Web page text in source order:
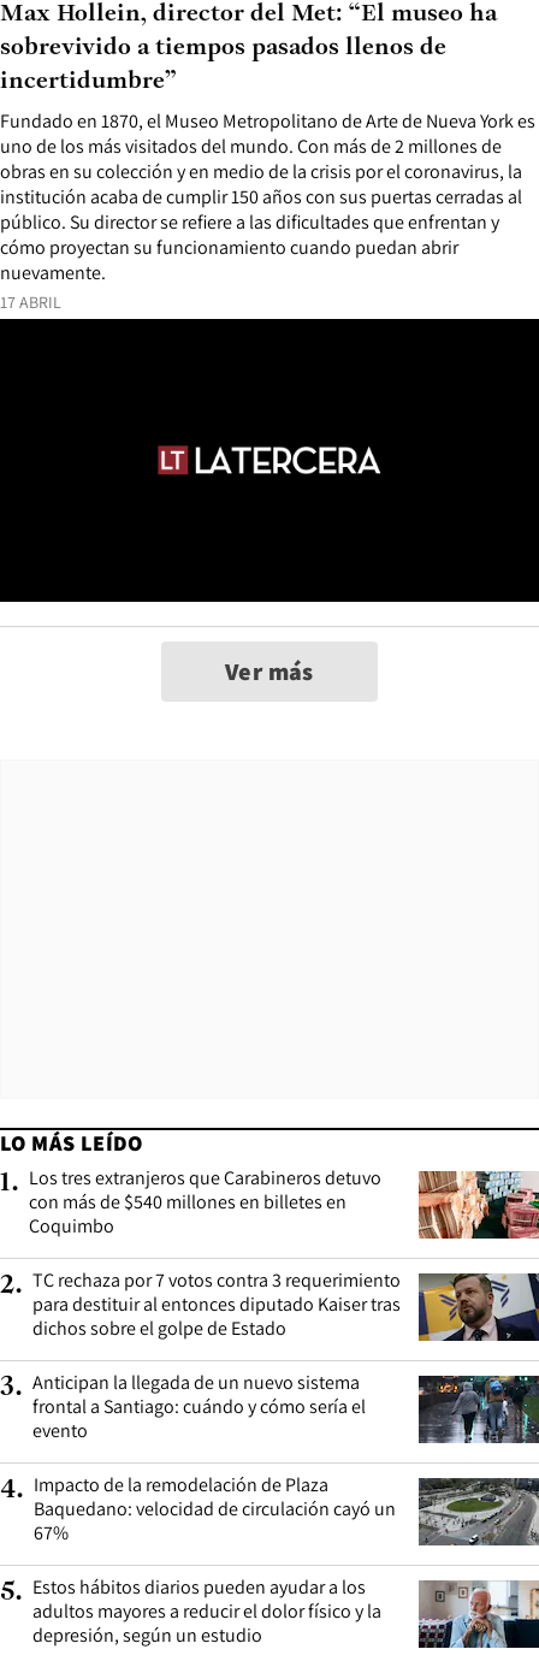
17 ABRIL
Fundado en 1870, el Museo Metropolitano de Arte de Nueva York es
uno de los más visitados del mundo. Con más de 2 millones de
obras en su colección y en medio de la crisis por el coronavirus, la
institución acaba de cumplir 150 años con sus puertas cerradas al
público. Su director se refiere a las dificultades que enfrentan y
cómo proyectan su funcionamiento cuando puedan abrir
nuevamente.
Max Hollein, director del Met: “El museo ha
sobrevivido a tiempos pasados ​​llenos de
incertidumbre”
Ver más
LO MÁS LEÍDO
1. Los tres extranjeros que Carabineros detuvo
con más de $540 millones en billetes en
Coquimbo
2. TC rechaza por 7 votos contra 3 requerimiento
para destituir al entonces diputado Kaiser tras
dichos sobre el golpe de Estado
3. Anticipan la llegada de un nuevo sistema
frontal a Santiago: cuándo y cómo sería el
evento
4. Impacto de la remodelación de Plaza
Baquedano: velocidad de circulación cayó un
67%
5. Estos hábitos diarios pueden ayudar a los
adultos mayores a reducir el dolor físico y la
depresión, según un estudio